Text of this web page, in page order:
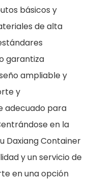
básicos y
de alta
garantiza
ampliable y
y
adecuado para
en la
Daxiang Container
y un servicio de
en una opción